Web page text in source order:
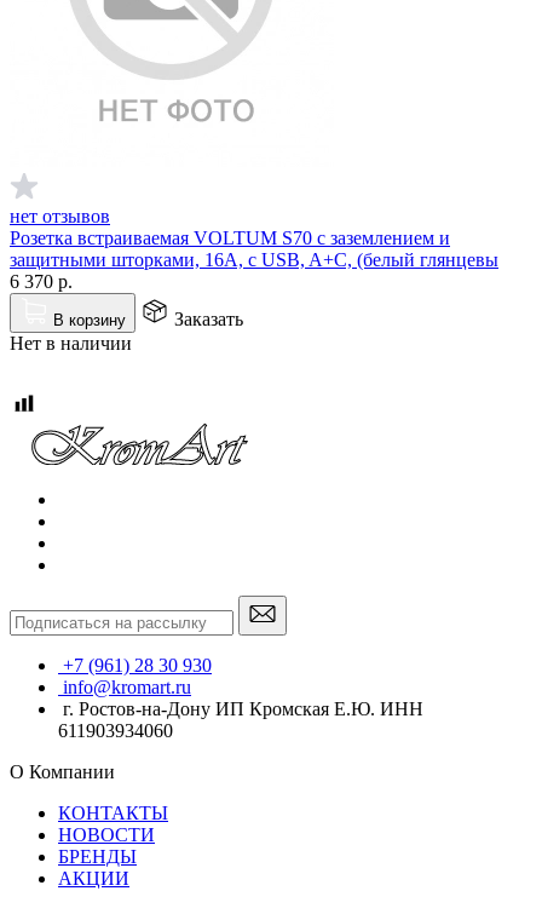
нет отзывов
Розетка встраиваемая VOLTUM S70 с заземлением и
защитными шторками, 16А, с USB, A+С, (белый глянцевы
6 370 р.
В корзину
Заказать
Нет в наличии
+7 (961) 28 30 930
info@kromart.ru
г. Ростов-на-Дону ИП Кромская Е.Ю. ИНН
611903934060
О Компании
КОНТАКТЫ
НОВОСТИ
БРЕНДЫ
АКЦИИ